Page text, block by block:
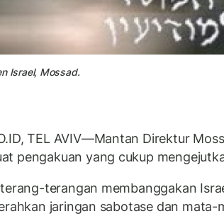
Israel, Mossad.
TEL AVIV—Mantan Direktur
pengakuan yang cukup
terangan membanggakan
jaringan sabotase dan mata-